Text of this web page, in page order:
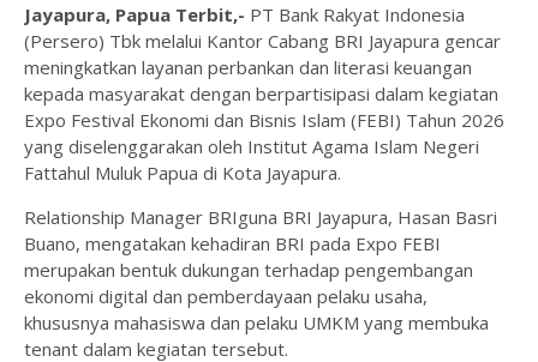
Jayapura, Papua Terbit,- PT Bank Rakyat Indonesia
(Persero) Tbk melalui Kantor Cabang BRI Jayapura gencar
meningkatkan layanan perbankan dan literasi keuangan
kepada masyarakat dengan berpartisipasi dalam kegiatan
Expo Festival Ekonomi dan Bisnis Islam (FEBI) Tahun 2026
yang diselenggarakan oleh Institut Agama Islam Negeri
Fattahul Muluk Papua di Kota Jayapura.
Relationship Manager BRIguna BRI Jayapura, Hasan Basri
Buano, mengatakan kehadiran BRI pada Expo FEBI
merupakan bentuk dukungan terhadap pengembangan
ekonomi digital dan pemberdayaan pelaku usaha,
khususnya mahasiswa dan pelaku UMKM yang membuka
tenant dalam kegiatan tersebut.